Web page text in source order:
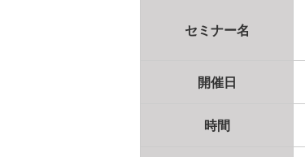
セミナー名
開催日
時間